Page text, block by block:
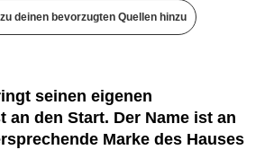
deinen bevorzugten Quellen hinzu
diesen Artikel
seinen eigenen
an den Start. Der Name ist an
Marke des Hauses